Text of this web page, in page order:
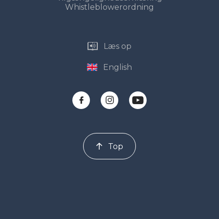
Whistleblowerordning
Læs op
English
Top